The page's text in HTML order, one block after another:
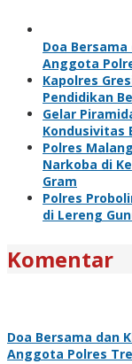
Doa
Anggota
Kapolres
Pendidikan
Gelar
Kondusivitas
Polres
Narkoba di
Gram
Polres
di Lereng
Komentar
Doa Bersama dan
Anggota Polres